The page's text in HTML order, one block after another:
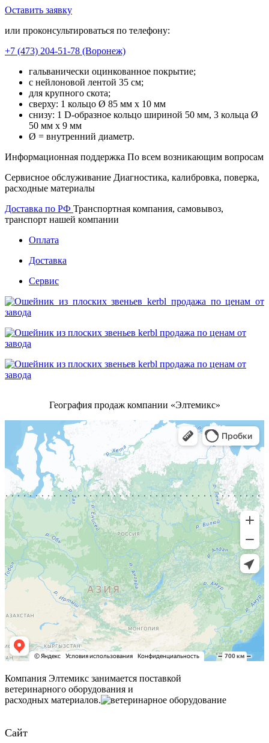
Оставить заявку
или проконсультироваться по телефону:
+7 (473) 204-51-78 (Воронеж)
гальванически оцинкованное покрытие;
с нейлоновой лентой 35 см;
для крупного скота;
сверху: 1 кольцо Ø 85 мм x 10 мм
снизу: 1 D-образное кольцо шириной 50 мм, 3 кольца Ø
50 мм x 9 мм
Ø = внутренний диаметр.
Информационная поддержка По всем возникающим вопросам
Сервисное обслуживание Диагностика, калибровка, поверка,
расходные материалы
Доставка по РФ Транспортная компания, самовывоз,
транспорт нашей компании
Оплата
Доставка
Сервис
География продаж компании «Элтемикс»
Компания Элтемикс занимается поставкой
ветеринарного оборудования и
расходных материалов.
Сайт